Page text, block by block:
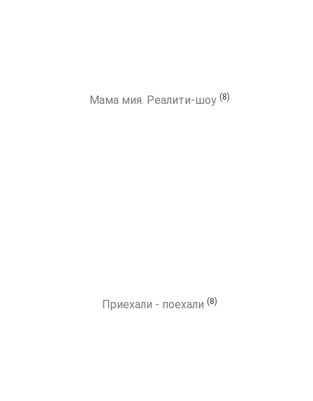
Мама мия. Реалити-шоу (8)
Приехали - поехали (8)